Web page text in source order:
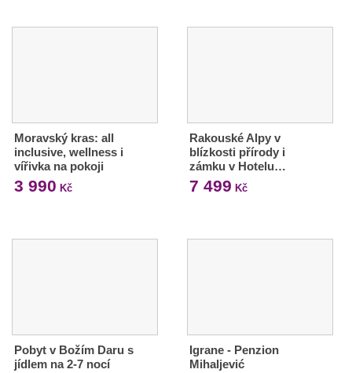
Moravský kras: all
inclusive, wellness i
vířivka na pokoji
3 990 Kč
Rakouské Alpy v
blízkosti přírody i
zámku v Hotelu…
7 499 Kč
Pobyt v Božím Daru s
jídlem na 2-7 nocí
Igrane - Penzion
Mihaljević